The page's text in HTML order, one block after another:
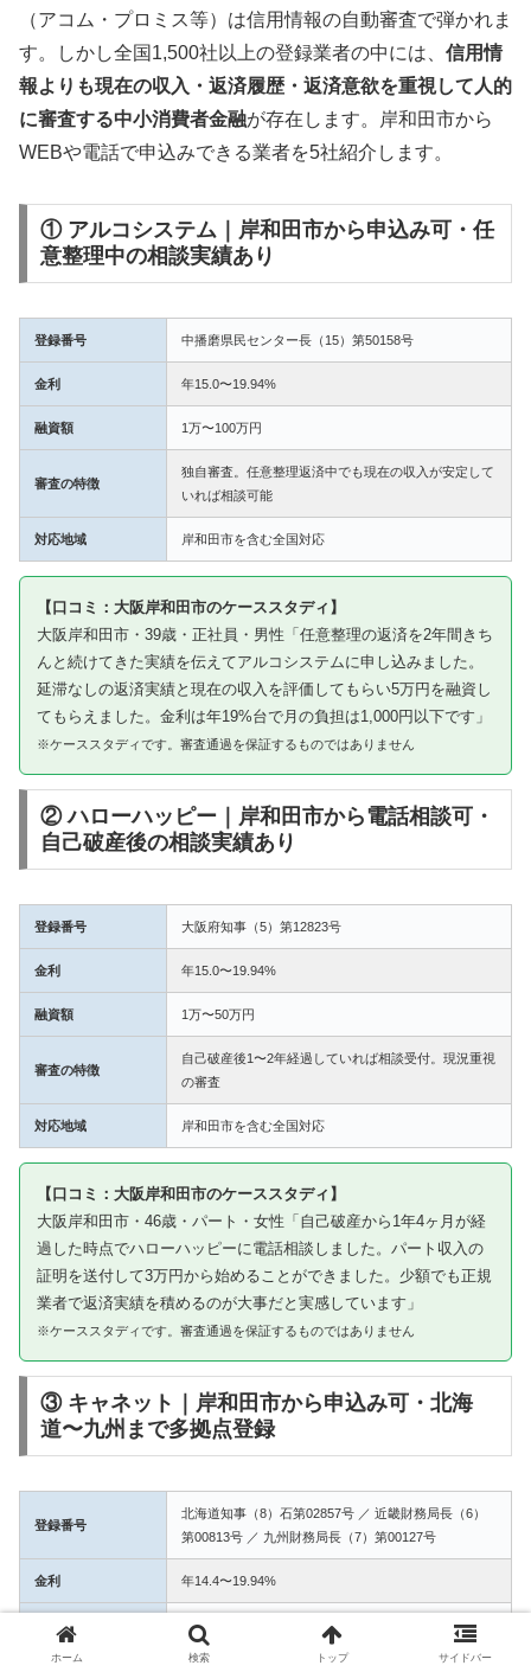
（アコム・プロミス等）は信用情報の自動審査で弾かれま
す。しかし全国1,500社以上の登録業者の中には、 信用情
報よりも現在の収入・返済履歴・返済意欲を重視して人的
に審査する中小消費者金融が存在します。岸和田市から
WEBや電話で申込みできる業者を5社紹介します。
① アルコシステム｜岸和田市から申込み可・任
意整理中の相談実績あり
登録番号 中播磨県民センター長（15）第50158号
金利 年15.0〜19.94%
融資額 1万〜100万円
審査の特徴
独自審査。任意整理返済中でも現在の収入が安定して
いれば相談可能
対応地域 岸和田市を含む全国対応
【口コミ：大阪岸和田市のケーススタディ】
大阪岸和田市・39歳・正社員・男性「任意整理の返済を2年間きち
んと続けてきた実績を伝えてアルコシステムに申し込みました。
延滞なしの返済実績と現在の収入を評価してもらい5万円を融資し
てもらえました。金利は年19%台で月の負担は1,000円以下です」
※ケーススタディです。審査通過を保証するものではありません
② ハローハッピー｜岸和田市から電話相談可・
自己破産後の相談実績あり
登録番号 大阪府知事（5）第12823号
金利 年15.0〜19.94%
融資額 1万〜50万円
審査の特徴
自己破産後1〜2年経過していれば相談受付。現況重視
の審査
対応地域 岸和田市を含む全国対応
【口コミ：大阪岸和田市のケーススタディ】
大阪岸和田市・46歳・パート・女性「自己破産から1年4ヶ月が経
過した時点でハローハッピーに電話相談しました。パート収入の
証明を送付して3万円から始めることができました。少額でも正規
業者で返済実績を積めるのが大事だと実感しています」
※ケーススタディです。審査通過を保証するものではありません
③ キャネット｜岸和田市から申込み可・北海
道〜九州まで多拠点登録
登録番号
北海道知事（8）石第02857号 ／ 近畿財務局長（6）
第00813号 ／ 九州財務局長（7）第00127号
金利 年14.4〜19.94%
融資額 1万〜50万円
ホーム 検索 トップ サイドバー